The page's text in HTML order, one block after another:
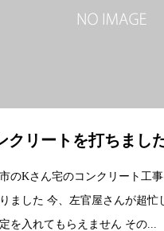
クリートを打ちまし
のKさん宅のコンクリート工
ました 今、左官屋さんが超忙
を入れてもらえません その...